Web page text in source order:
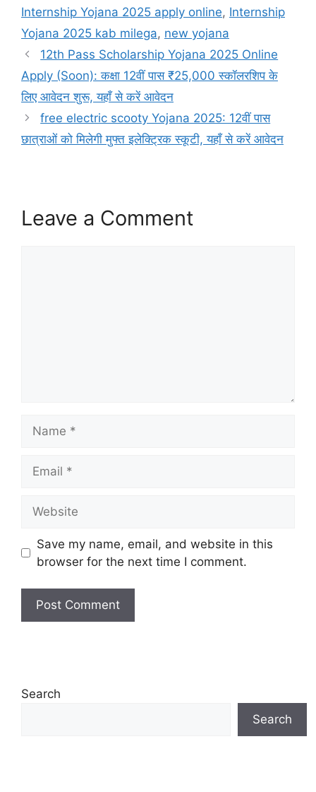
Internship Yojana 2025 apply online, Internship
Yojana 2025 kab milega, new yojana
12th Pass Scholarship Yojana 2025 Online
Apply (Soon): कक्षा 12वीं पास ₹25,000 स्कॉलरशिप के
लिए आवेदन शुरू, यहाँ से करें आवेदन
free electric scooty Yojana 2025: 12वीं पास
छात्राओं को मिलेगी मुफ्त इलेक्ट्रिक स्कूटी, यहाँ से करें आवेदन
Leave a Comment
Save my name, email, and website in this
browser for the next time I comment.
Search
Search